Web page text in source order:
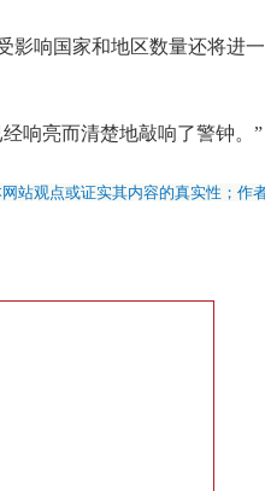
影响国家和地区数量还将进一
响亮而清楚地敲响了警钟。”
站观点或证实其内容的真实性；作